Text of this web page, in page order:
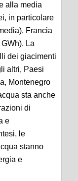
alla media
in particolare
Francia
La
dei giacimenti
altri, Paesi
Montenegro
sta anche
di
e
le
stanno
e